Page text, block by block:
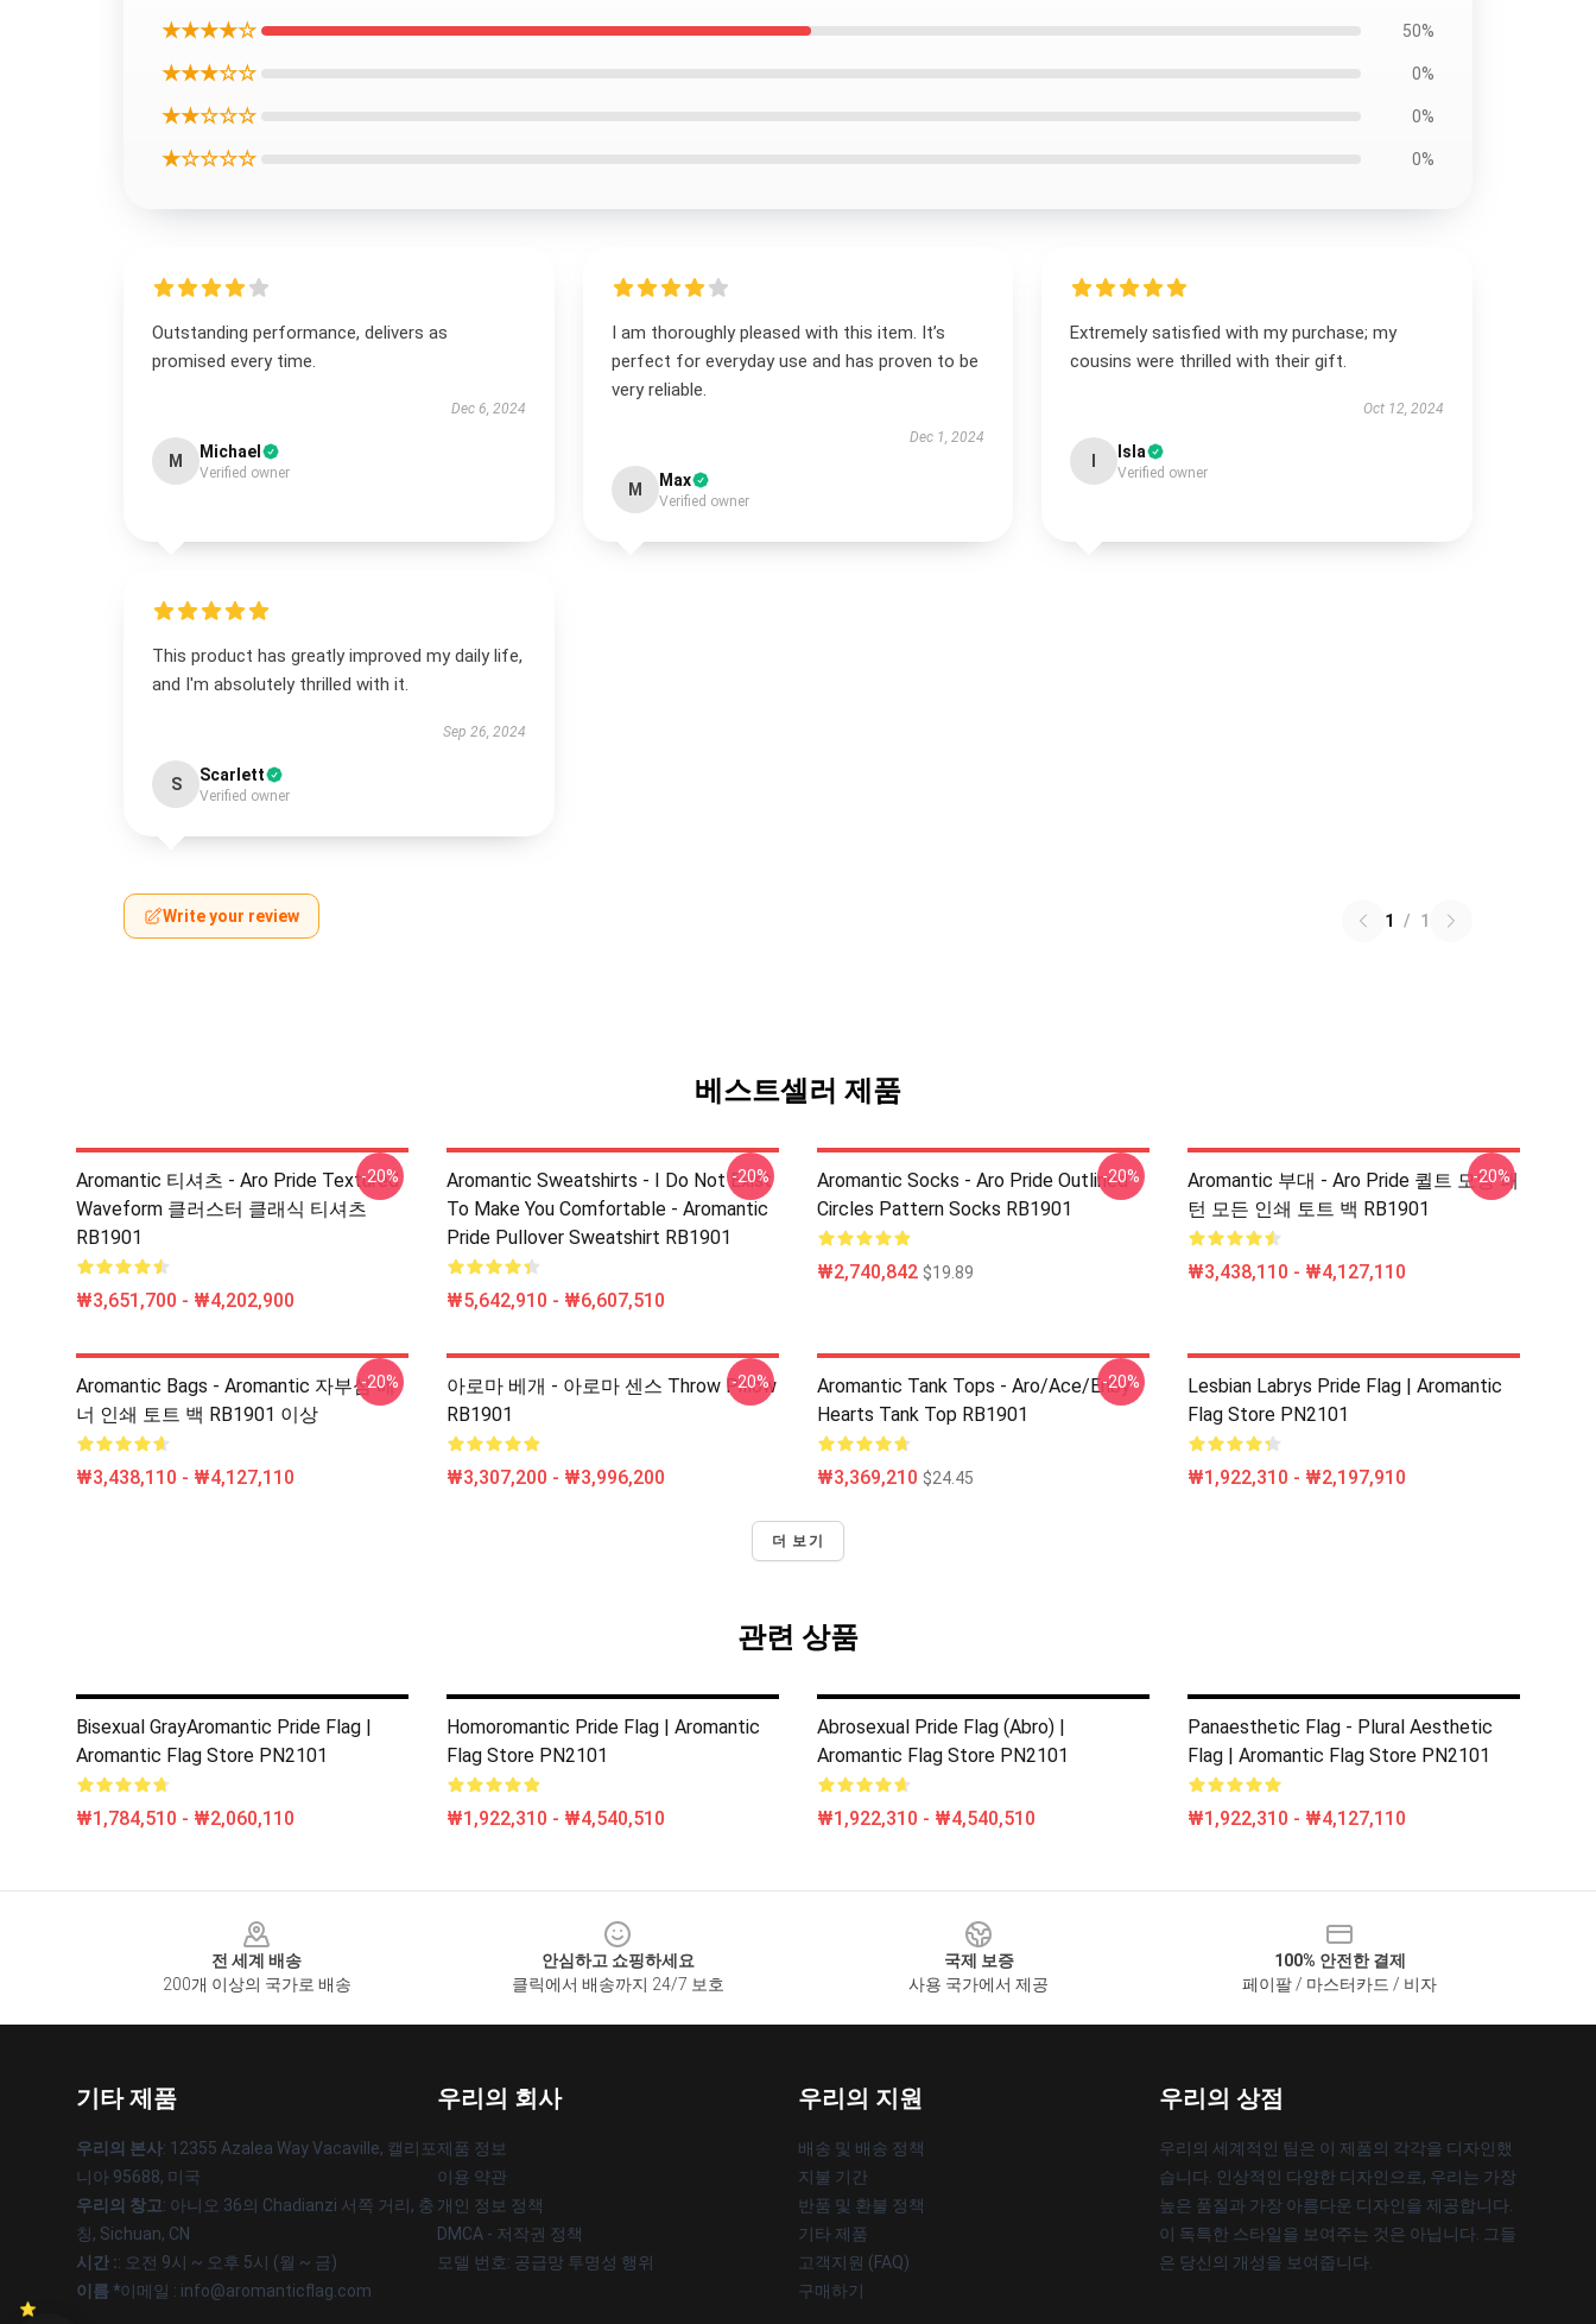
★★★★☆ 50%
★★★☆☆ 0%
★★☆☆☆ 0%
★☆☆☆☆ 0%
Outstanding performance, delivers as
promised every time.
Dec 6, 2024
M Michael
Verified owner
I am thoroughly pleased with this item. It’s
perfect for everyday use and has proven to be
very reliable.
Dec 1, 2024
M Max
Verified owner
Extremely satisfied with my purchase; my
cousins were thrilled with their gift.
Oct 12, 2024
Isla
Verified owner
This product has greatly improved my daily life,
and I'm absolutely thrilled with it.
Sep 26, 2024
S Scarlett
Verified owner
Write your review 1 / 1
베스트셀러 제품
Aromantic 티셔츠 - Aro Pride Textured
Waveform 클러스터 클래식 티셔츠
RB1901
₩3,651,700 - ₩4,202,900
-20%
Aromantic Sweatshirts - I Do Not Exist
To Make You Comfortable - Aromantic
Pride Pullover Sweatshirt RB1901
₩5,642,910 - ₩6,607,510
-20%
Aromantic Socks - Aro Pride Outlined
Circles Pattern Socks RB1901
₩2,740,842 $19.89
-20%
Aromantic 부대 - Aro Pride 퀼트 모양 패
턴 모든 인쇄 토트 백 RB1901
₩3,438,110 - ₩4,127,110
-20%
Aromantic Bags - Aromantic 자부심 배
너 인쇄 토트 백 RB1901 이상
₩3,438,110 - ₩4,127,110
-20%
아로마 베개 - 아로마 센스 Throw Pillow
RB1901
₩3,307,200 - ₩3,996,200
-20%
Aromantic Tank Tops - Aro/ace/enby
Hearts Tank Top RB1901
₩3,369,210 $24.45
-20%
Lesbian Labrys Pride Flag | Aromantic
Flag Store PN2101
₩1,922,310 - ₩2,197,910
더 보기
관련 상품
Bisexual GrayAromantic Pride Flag |
Aromantic Flag Store PN2101
₩1,784,510 - ₩2,060,110
Homoromantic Pride Flag | Aromantic
Flag Store PN2101
₩1,922,310 - ₩4,540,510
Abrosexual Pride Flag (Abro) |
Aromantic Flag Store PN2101
₩1,922,310 - ₩4,540,510
Panaesthetic Flag - Plural Aesthetic
Flag | Aromantic Flag Store PN2101
₩1,922,310 - ₩4,127,110
전 세계 배송
200개 이상의 국가로 배송
안심하고 쇼핑하세요
클릭에서 배송까지 24/7 보호
국제 보증
사용 국가에서 제공
100% 안전한 결제
페이팔 / 마스터카드 / 비자
기타 제품
우리의 본사: 12355 Azalea Way Vacaville, 캘리포
니아 95688, 미국
우리의 창고: 아니오 36의 Chadianzi 서쪽 거리, 충
칭, Sichuan, CN
시간 :: 오전 9시 ~ 오후 5시 (월 ~ 금)
이름 *이메일 : info@aromanticflag.com
우리의 회사
제품 정보
이용 약관
개인 정보 정책
DMCA - 저작권 정책
모델 번호: 공급망 투명성 행위
우리의 지원
배송 및 배송 정책
지불 기간
반품 및 환불 정책
기타 제품
고객지원 (FAQ)
구매하기
우리의 상점
우리의 세계적인 팀은 이 제품의 각각을 디자인했
습니다. 인상적인 다양한 디자인으로, 우리는 가장
높은 품질과 가장 아름다운 디자인을 제공합니다.
이 독특한 스타일을 보여주는 것은 아닙니다. 그들
은 당신의 개성을 보여줍니다.